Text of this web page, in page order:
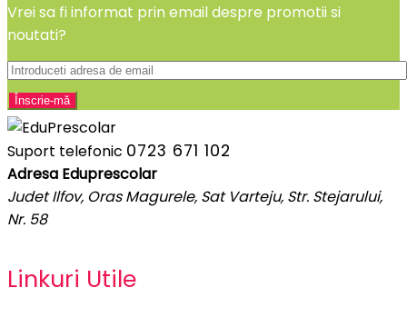
Vrei sa fi informat prin email despre promotii si
noutati?
Suport telefonic 0723 671 102
Adresa Eduprescolar
Judet Ilfov, Oras Magurele, Sat Varteju, Str. Stejarului,
Nr. 58
Linkuri Utile